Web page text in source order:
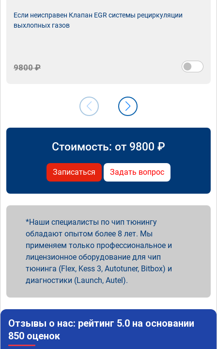
Если неисправен Клапан EGR системы рециркуляции
выхлопных газов
9800 ₽
Стоимость: от 9800 ₽
Записаться Задать вопрос
Наши специалисты по чип тюнингу
обладают опытом более 8 лет. Мы
применяем только профессиональное и
лицензионное оборудование для чип
тюнинга (Flex, Kess 3, Autotuner, Bitbox) и
диагностики (Launch, Autel).
Отзывы о нас: рейтинг 5.0 на основании
850 оценок